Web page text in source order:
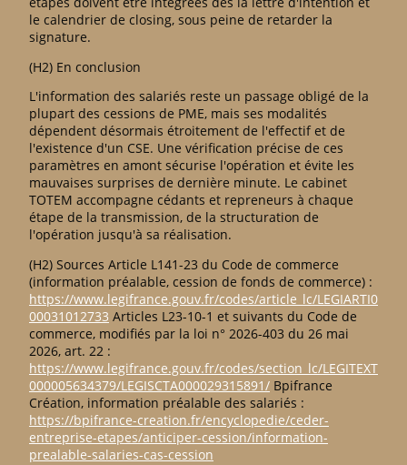
le calendrier de closing, sous peine de retarder la
signature.
(H2) En conclusion
L'information des salariés reste un passage obligé de la
plupart des cessions de PME, mais ses modalités
dépendent désormais étroitement de l'effectif et de
l'existence d'un CSE. Une vérification précise de ces
paramètres en amont sécurise l'opération et évite les
mauvaises surprises de dernière minute. Le cabinet
TOTEM accompagne cédants et repreneurs à chaque
étape de la transmission, de la structuration de
l'opération jusqu'à sa réalisation.
(H2) Sources Article L141-23 du Code de commerce
(information préalable, cession de fonds de commerce) :
https://www.legifrance.gouv.fr/codes/article_lc/LEGIARTI0
00031012733 Articles L23-10-1 et suivants du Code de
commerce, modifiés par la loi n° 2026-403 du 26 mai
2026, art. 22 :
https://www.legifrance.gouv.fr/codes/section_lc/LEGITEXT
000005634379/LEGISCTA000029315891/ Bpifrance
Création, information préalable des salariés :
https://bpifrance-creation.fr/encyclopedie/ceder-
entreprise-etapes/anticiper-cession/information-
prealable-salaries-cas-cession